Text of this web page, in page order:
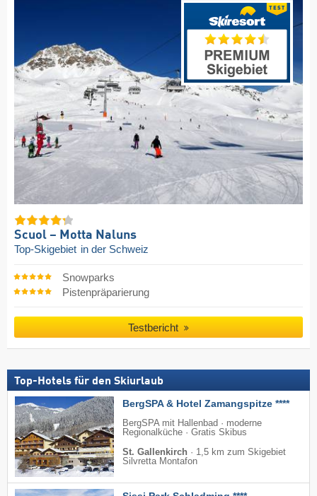
Scuol – Motta Naluns
Top-Skigebiet in der Schweiz
Snowparks
Pistenpräparierung
Testbericht
Top-Hotels für den Skiurlaub
BergSPA & Hotel Zamangspitze ****
BergSPA mit Hallenbad · moderne
Regionalküche · Gratis Skibus
St. Gallenkirch · 1,5 km zum Skigebiet
Silvretta Montafon